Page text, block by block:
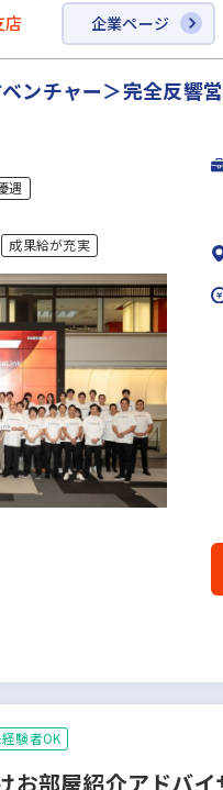
店 企業ページ
ンチャー＞完全反響
遇
成果給が充実
験者OK
けお部屋紹介アド